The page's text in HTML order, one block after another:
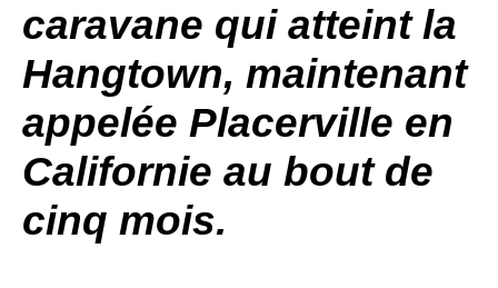
caravane qui atteint la
Hangtown, maintenant
appelée Placerville en
Californie au bout de
cinq mois.